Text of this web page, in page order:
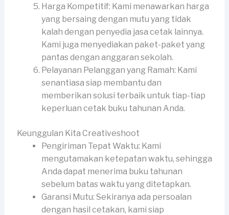
Harga Kompetitif: Kami menawarkan harga
yang bersaing dengan mutu yang tidak
kalah dengan penyedia jasa cetak lainnya.
Kami juga menyediakan paket-paket yang
pantas dengan anggaran sekolah.
Pelayanan Pelanggan yang Ramah: Kami
senantiasa siap membantu dan
memberikan solusi terbaik untuk tiap-tiap
keperluan cetak buku tahunan Anda.
Keunggulan Kita Creativeshoot
Pengiriman Tepat Waktu: Kami
mengutamakan ketepatan waktu, sehingga
Anda dapat menerima buku tahunan
sebelum batas waktu yang ditetapkan.
Garansi Mutu: Sekiranya ada persoalan
dengan hasil cetakan, kami siap